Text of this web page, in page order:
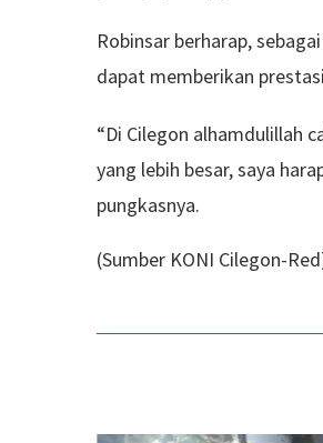
Robinsar berharap,
dapat memberikan
“Di Cilegon alhamdulillah
yang lebih besar, saya
pungkasnya.
(Sumber KONI Cilegon-